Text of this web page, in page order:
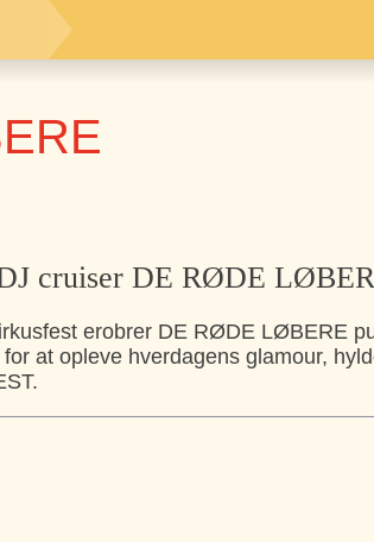
cruiser DE RØDE
erobrer DE RØDE LØBERE
at opleve hverdagens glamour,